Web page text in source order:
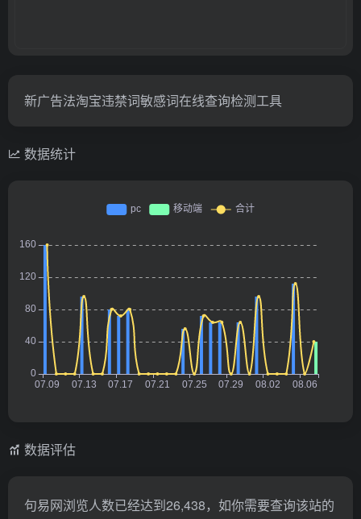
新广告法淘宝违禁词敏感词在线查询检测工具
数据统计
数据评估
句易网浏览人数已经达到26,438，如你需要查询该站的